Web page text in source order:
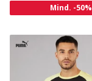
Mind. -50%